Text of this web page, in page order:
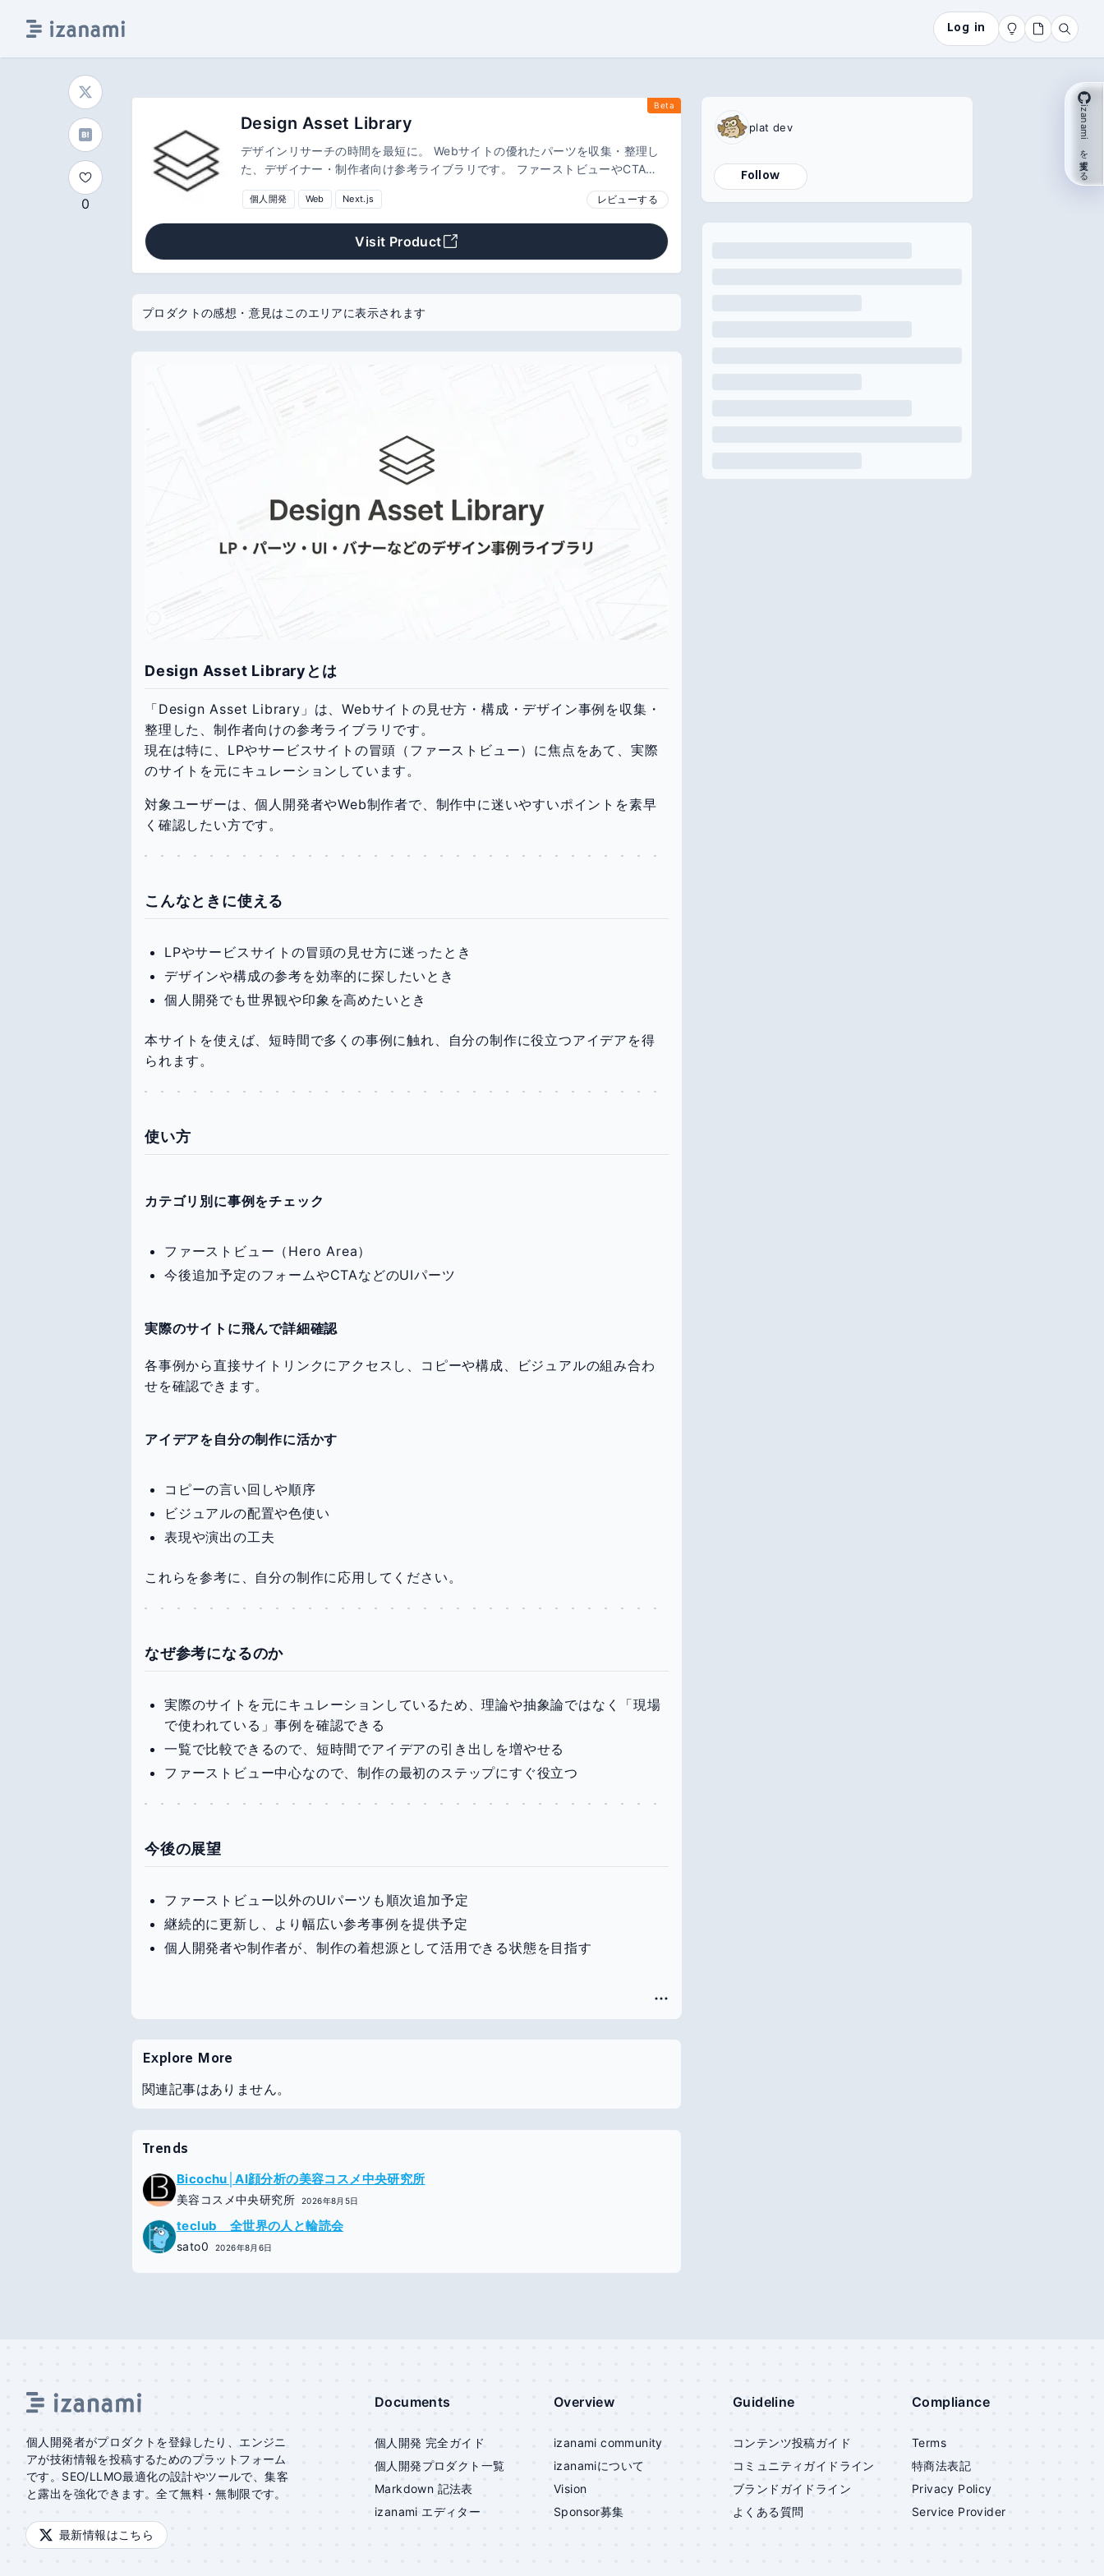
Log in
0
Beta
Design Asset Library
デザインリサーチの時間を最短に。 Webサイトの優れたパーツを収集・整理し
た、デザイナー・制作者向け参考ライブラリです。 ファーストビューやCTA、
フォームなど、制作時に迷いやすい部分をカテゴリごとに閲覧できます。
個人開発 Web Next.js レビューする
Visit Product
プロダクトの感想・意見はこのエリアに表示されます
Design Asset Libraryとは
「Design Asset Library」は、Webサイトの見せ方・構成・デザイン事例を収集・
整理した、制作者向けの参考ライブラリです。
現在は特に、LPやサービスサイトの冒頭（ファーストビュー）に焦点をあて、実際
のサイトを元にキュレーションしています。
対象ユーザーは、個人開発者やWeb制作者で、制作中に迷いやすいポイントを素早
く確認したい方です。
こんなときに使える
LPやサービスサイトの冒頭の見せ方に迷ったとき
デザインや構成の参考を効率的に探したいとき
個人開発でも世界観や印象を高めたいとき
本サイトを使えば、短時間で多くの事例に触れ、自分の制作に役立つアイデアを得
られます。
使い方
カテゴリ別に事例をチェック
ファーストビュー（Hero Area）
今後追加予定のフォームやCTAなどのUIパーツ
実際のサイトに飛んで詳細確認
各事例から直接サイトリンクにアクセスし、コピーや構成、ビジュアルの組み合わ
せを確認できます。
アイデアを自分の制作に活かす
コピーの言い回しや順序
ビジュアルの配置や色使い
表現や演出の工夫
これらを参考に、自分の制作に応用してください。
なぜ参考になるのか
実際のサイトを元にキュレーションしているため、理論や抽象論ではなく「現場
で使われている」事例を確認できる
一覧で比較できるので、短時間でアイデアの引き出しを増やせる
ファーストビュー中心なので、制作の最初のステップにすぐ役立つ
今後の展望
ファーストビュー以外のUIパーツも順次追加予定
継続的に更新し、より幅広い参考事例を提供予定
個人開発者や制作者が、制作の着想源として活用できる状態を目指す
Explore More
関連記事はありません。
Trends
Bicochu│AI顔分析の美容コスメ中央研究所
美容コスメ中央研究所 2026年8月5日
teclub 全世界の人と輪読会
sato0 2026年8月6日
plat dev
Follow
個人開発者がプロダクトを登録したり、エンジニ
アが技術情報を投稿するためのプラットフォーム
です。SEO/LLMO最適化の設計やツールで、集客
と露出を強化できます。全て無料・無制限です。
最新情報はこちら
Documents
個人開発 完全ガイド
個人開発プロダクト一覧
Markdown 記法表
izanami エディター
Overview
izanami community
izanamiについて
Vision
Sponsor募集
Guideline
コンテンツ投稿ガイド
コミュニティガイドライン
ブランドガイドライン
よくある質問
Compliance
Terms
特商法表記
Privacy Policy
Service Provider
izanami を支援する